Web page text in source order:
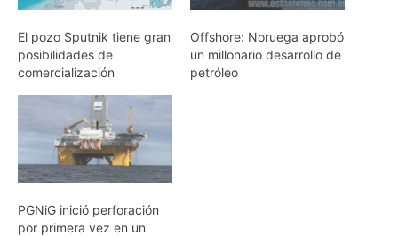
El pozo Sputnik tiene gran
posibilidades de
comercialización
Offshore: Noruega aprobó
un millonario desarrollo de
petróleo
PGNiG inició perforación
por primera vez en un